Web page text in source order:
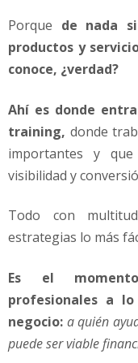
Porque de nada
productos y
conoce, ¿verdad?
Ahí es donde
training, donde
importantes y
visibilidad y
Todo con
estrategias lo más
Es el
profesionales a
negocio: a quién
puede ser viable